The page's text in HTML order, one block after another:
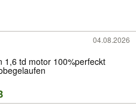
04.08.2026
1,6 td motor 100%perfeckt